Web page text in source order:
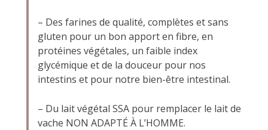
– Des farines de qualité, complètes et sans
gluten pour un bon apport en fibre, en
protéines végétales, un faible index
glycémique et de la douceur pour nos
intestins et pour notre bien-être intestinal.
– Du lait végétal SSA pour remplacer le lait de
vache NON ADAPTÉ À L’HOMME.